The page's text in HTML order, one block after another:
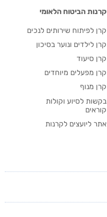
קרנות הביטוח הלאומי
קרן לפיתוח שירותים לנכים
קרן לילדים ונוער בסיכון
קרן סיעוד
קרן מפעלים מיוחדים
קרן מנוף
בקשות לסיוע וקולות
קוראים
אתר ליועצים לקרנות